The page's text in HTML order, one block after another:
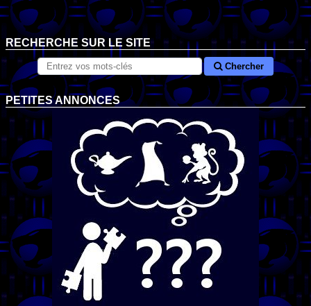
RECHERCHE SUR LE SITE
Chercher
PETITES ANNONCES